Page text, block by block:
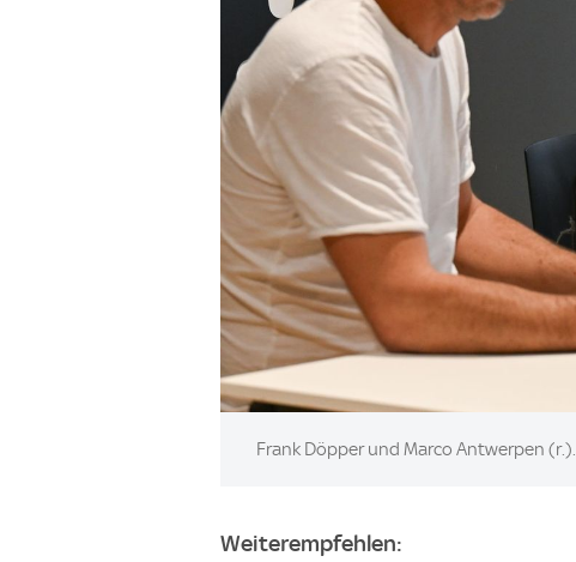
Image:
Frank Döpper und Marco Antwerpen (r.).
Weiterempfehlen: